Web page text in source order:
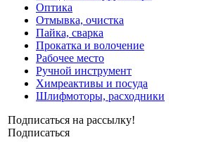
Оптика
Отмывка, очистка
Пайка, сварка
Прокатка и волочение
Рабочее место
Ручной инструмент
Химреактивы и посуда
Шлифмоторы, расходники
Подписаться на рассылку!
Подписаться